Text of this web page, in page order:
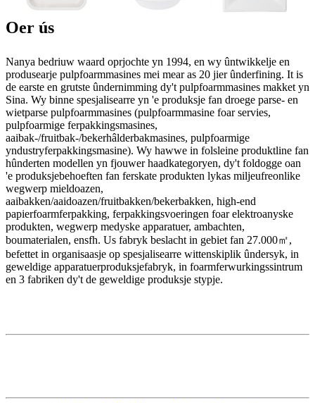
Oer ús
Nanya bedriuw waard oprjochte yn 1994, en wy ûntwikkelje en
produsearje pulpfoarmmasines mei mear as 20 jier ûnderfining. It is
de earste en grutste ûndernimming dy't pulpfoarmmasines makket yn
Sina. Wy binne spesjalisearre yn 'e produksje fan droege parse- en
wietparse pulpfoarmmasines (pulpfoarmmasine foar servies,
pulpfoarmige ferpakkingsmasines,
aaibak-/fruitbak-/bekerhâlderbakmasines, pulpfoarmige
yndustryferpakkingsmasine). Wy hawwe in folsleine produktline fan
hûnderten modellen yn fjouwer haadkategoryen, dy't foldogge oan
'e produksjebehoeften fan ferskate produkten lykas miljeufreonlike
wegwerp mieldoazen,
aaibakken/aaidoazen/fruitbakken/bekerbakken, high-end
papierfoarmferpakking, ferpakkingsvoeringen foar elektroanyske
produkten, wegwerp medyske apparatuer, ambachten,
boumaterialen, ensfh. Us fabryk beslacht in gebiet fan 27.000㎡,
befettet in organisaasje op spesjalisearre wittenskiplik ûndersyk, in
geweldige apparatuerproduksjefabryk, in foarmferwurkingssintrum
en 3 fabriken dy't de geweldige produksje stypje.